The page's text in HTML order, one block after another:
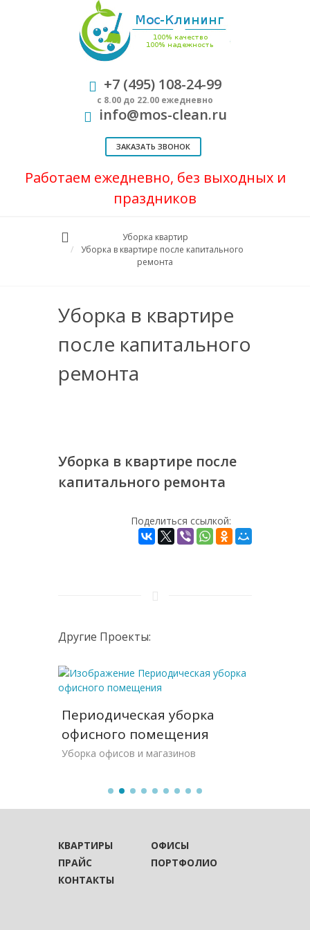
+7 (495) 108-24-99
с 8.00 до 22.00 ежедневно
info@mos-clean.ru
ЗАКАЗАТЬ ЗВОНОК
Работаем ежедневно, без выходных и
праздников
Уборка квартир
Уборка в квартире после капитального
ремонта
Уборка в квартире
после капитального
ремонта
Уборка в квартире после
капитального ремонта
Поделиться ссылкой:
Другие Проекты:
Периодическая уборка
офисного помещения
Уборка офисов и магазинов
КВАРТИРЫ
ОФИСЫ
ПРАЙС
ПОРТФОЛИО
КОНТАКТЫ